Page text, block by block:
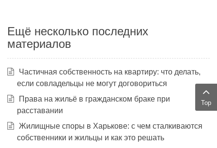
Ещё несколько последних
материалов
Частичная собственность на квартиру: что делать,
если совладельцы не могут договориться
Права на жильё в гражданском браке при
расставании
Жилищные споры в Харькове: с чем сталкиваются
собственники и жильцы и как это решать
Top